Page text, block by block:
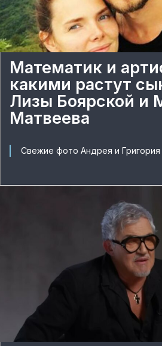
Математик и
какими растут
Лизы Боярской и
Матвеева
Свежие фото Андрея и Григория